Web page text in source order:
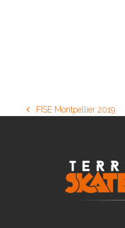
previous
FISE Montpellier 2019